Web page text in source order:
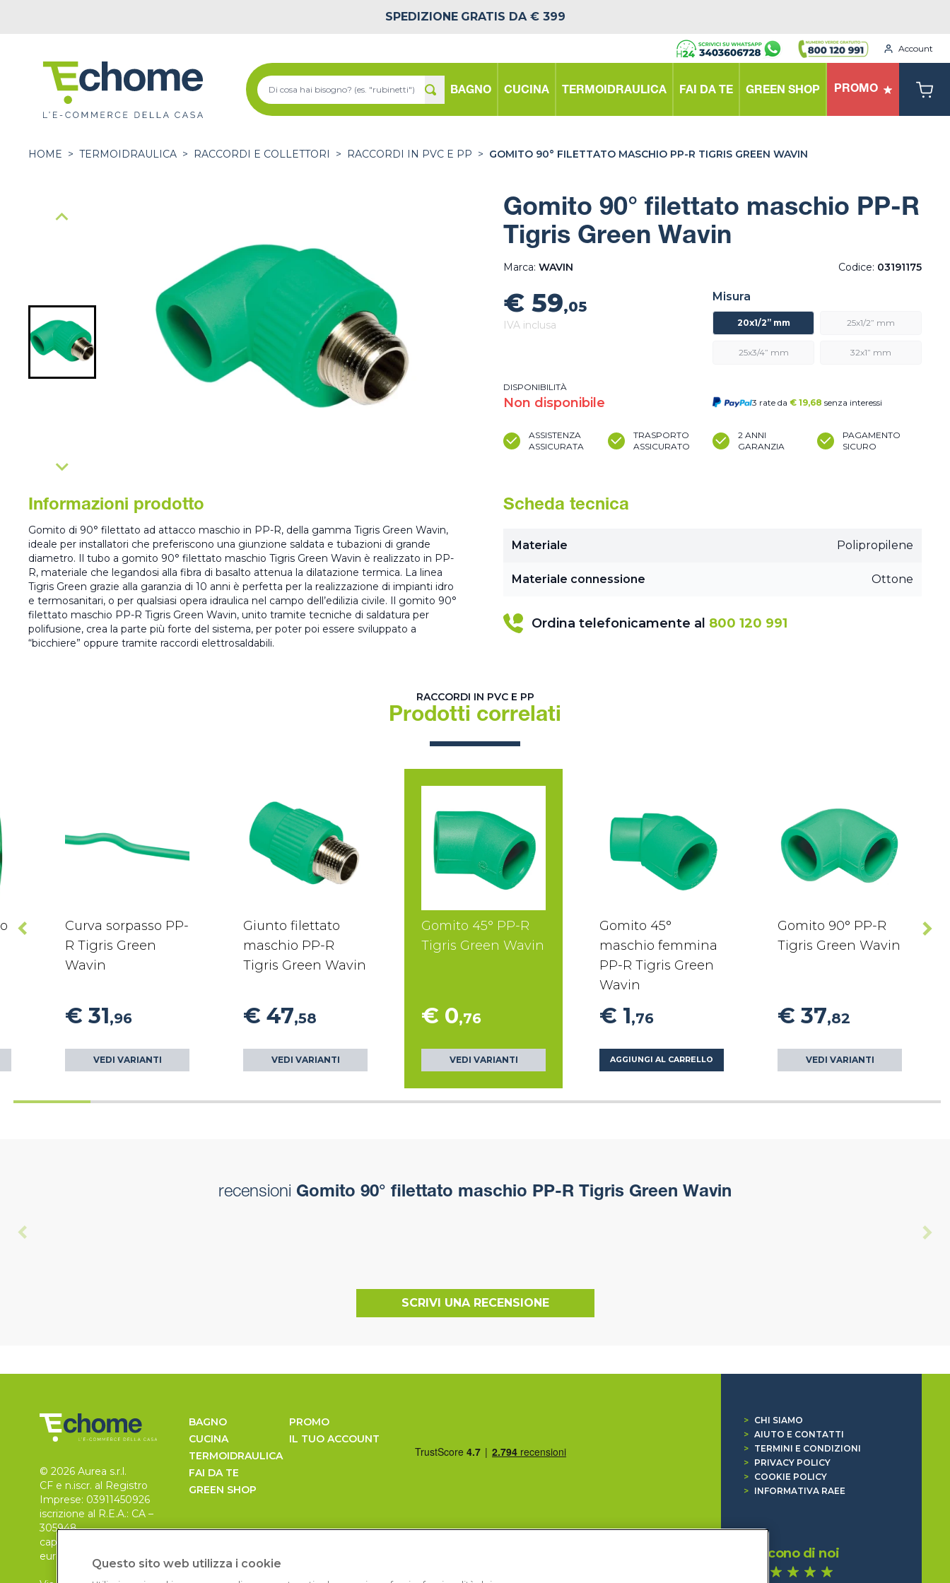
SPEDIZIONE GRATIS DA € 399
Account
BAGNO CUCINA TERMOIDRAULICA FAI DA TE GREEN SHOP PROMO
HOME > TERMOIDRAULICA > RACCORDI E COLLETTORI > RACCORDI IN PVC E PP > GOMITO 90° FILETTATO MASCHIO PP-R TIGRIS GREEN WAVIN
Gomito 90° filettato maschio PP-R
Tigris Green Wavin
Marca: WAVIN Codice: 03191175
€ 59,05
IVA inclusa
DISPONIBILITÀ
Non disponibile
Misura
20x1/2” mm 25x1/2” mm
25x3/4” mm 32x1” mm
3 rate da € 19,68 senza interessi
ASSISTENZA
ASSICURATA
TRASPORTO
ASSICURATO
2 ANNI
GARANZIA
PAGAMENTO
SICURO
Informazioni prodotto
Gomito di 90° filettato ad attacco maschio in PP-R, della gamma Tigris Green Wavin,
ideale per installatori che preferiscono una giunzione saldata e tubazioni di grande
diametro. Il tubo a gomito 90° filettato maschio Tigris Green Wavin è realizzato in PP-
R, materiale che legandosi alla fibra di basalto attenua la dilatazione termica. La linea
Tigris Green grazie alla garanzia di 10 anni è perfetta per la realizzazione di impianti idro
e termosanitari, o per qualsiasi opera idraulica nel campo dell’edilizia civile. Il gomito 90°
filettato maschio PP-R Tigris Green Wavin, unito tramite tecniche di saldatura per
polifusione, crea la parte più forte del sistema, per poter poi essere sviluppato a
“bicchiere” oppure tramite raccordi elettrosaldabili.
Scheda tecnica
Materiale Polipropilene
Materiale connessione Ottone
Ordina telefonicamente al 800 120 991
RACCORDI IN PVC E PP
Prodotti correlati
Curva sorpasso PP-
R Tigris Green
Wavin
€ 31,96
VEDI VARIANTI
Giunto filettato
maschio PP-R
Tigris Green Wavin
€ 47,58
VEDI VARIANTI
Gomito 45° PP-R
Tigris Green Wavin
€ 0,76
VEDI VARIANTI
Gomito 45°
maschio femmina
PP-R Tigris Green
Wavin
€ 1,76
AGGIUNGI AL CARRELLO
Gomito 90° PP-R
Tigris Green Wavin
€ 37,82
VEDI VARIANTI
recensioni Gomito 90° filettato maschio PP-R Tigris Green Wavin
SCRIVI UNA RECENSIONE
© 2026 Aurea s.r.l.
CF e n.iscr. al Registro
Imprese: 03911450926
iscrizione al R.E.A.: CA –
305948
capitale sociale 30.000
euro, i.v.
BAGNO
CUCINA
TERMOIDRAULICA
FAI DA TE
GREEN SHOP
PROMO
IL TUO ACCOUNT
>
CHI SIAMO
> AIUTO E CONTATTI
>
TERMINI E CONDIZIONI
>
PRIVACY POLICY
>
COOKIE POLICY
>
INFORMATIVA RAEE
Dicono di noi
Questo sito web utilizza i cookie